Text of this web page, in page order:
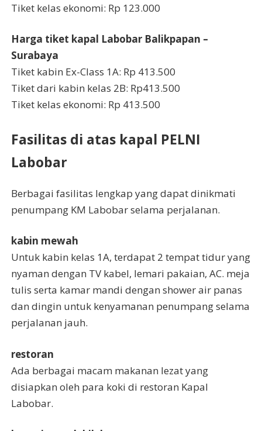
Tiket kelas ekonomi: Rp 123.000
Harga tiket kapal Labobar Balikpapan –
Surabaya
Tiket kabin Ex-Class 1A: Rp 413.500
Tiket dari kabin kelas 2B: Rp413.500
Tiket kelas ekonomi: Rp 413.500
Fasilitas di atas kapal PELNI
Labobar
Berbagai fasilitas lengkap yang dapat dinikmati
penumpang KM Labobar selama perjalanan.
kabin mewah
Untuk kabin kelas 1A, terdapat 2 tempat tidur yang
nyaman dengan TV kabel, lemari pakaian, AC. meja
tulis serta kamar mandi dengan shower air panas
dan dingin untuk kenyamanan penumpang selama
perjalanan jauh.
restoran
Ada berbagai macam makanan lezat yang
disiapkan oleh para koki di restoran Kapal
Labobar.